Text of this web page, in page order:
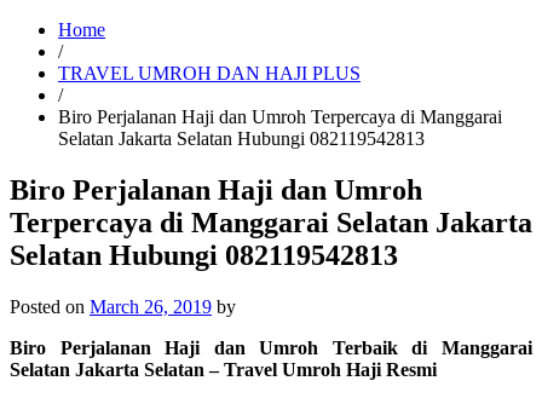
Home
/
TRAVEL UMROH DAN HAJI PLUS
/
Biro Perjalanan Haji dan Umroh Terpercaya di Manggarai
Selatan Jakarta Selatan Hubungi 082119542813
Biro Perjalanan Haji dan Umroh
Terpercaya di Manggarai Selatan Jakarta
Selatan Hubungi 082119542813
Posted on March 26, 2019 by
Biro Perjalanan Haji dan Umroh Terbaik di Manggarai
Selatan Jakarta Selatan – Travel Umroh Haji Resmi